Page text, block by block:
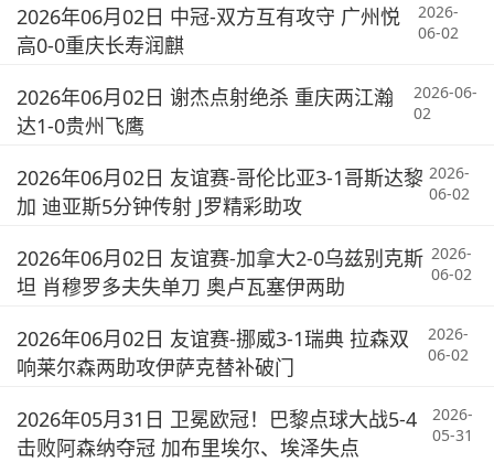
2026年06月02日 中冠-双方互有攻守 广州悦
高0-0重庆长寿润麒
2026-
06-02
2026年06月02日 谢杰点射绝杀 重庆两江瀚
达1-0贵州飞鹰
2026-06-
02
2026年06月02日 友谊赛-哥伦比亚3-1哥斯达黎
加 迪亚斯5分钟传射 J罗精彩助攻
2026-
06-02
2026年06月02日 友谊赛-加拿大2-0乌兹别克斯
坦 肖穆罗多夫失单刀 奥卢瓦塞伊两助
2026-
06-02
2026年06月02日 友谊赛-挪威3-1瑞典 拉森双
响莱尔森两助攻伊萨克替补破门
2026-
06-02
2026年05月31日 卫冕欧冠！巴黎点球大战5-4
击败阿森纳夺冠 加布里埃尔、埃泽失点
2026-
05-31